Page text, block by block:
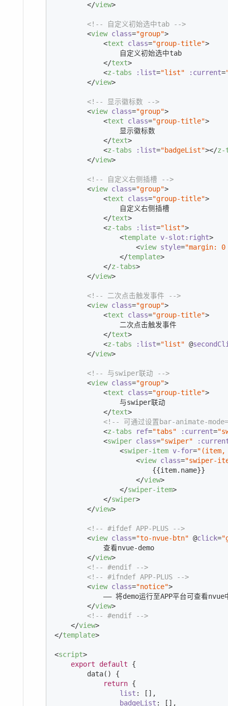
</view>
<!-- 自定义初始选中tab -->
<view class="group">
<text class="group-title">
                自定义初始选中tab
</text>
<z-tabs :list="list" :current=
</view>
<!-- 显示徽标数 -->
<view class="group">
<text class="group-title">
                显示徽标数
</text>
<z-tabs :list="badgeList"></z-
</view>
<!-- 自定义右侧插槽 -->
<view class="group">
<text class="group-title">
                自定义右侧插槽
</text>
<z-tabs :list="list">
<template v-slot:right>
<view style="margin:
</template>
</z-tabs>
</view>
<!-- 二次点击触发事件 -->
<view class="group">
<text class="group-title">
                二次点击触发事件
</text>
<z-tabs :list="list" @
</view>
<!-- 与swiper联动 -->
<view class="group">
<text class="group-title">
                与swiper联动
</text>
<!-- 可通过设置bar-animate-
<z-tabs ref="tabs" :current=
<swiper class="swiper"
<swiper-item v-for="(item,
<view class="swiper-
                        {{item.name}}
</view>
</swiper-item>
</swiper>
</view>
<!-- #ifdef APP-PLUS -->
<view class="to-nvue-btn" @click=
            查看nvue-demo
</view>
<!-- #endif -->
<!-- #ifndef APP-PLUS -->
<view class="notice">
—— 将demo运行至APP平台可查看nvue
</view>
<!-- #endif -->
</view>
</template>
<script>
export
default {
        data() {
return {
list : [],
badgeList : [],